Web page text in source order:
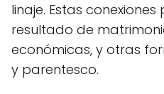
linaje. Estas conexiones
resultado de
económicas, y otras
y parentesco.